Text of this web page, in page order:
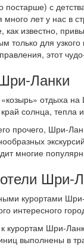
постарше) с
много лет у нас в
известно,
только для
этот
Ланки
отдыха
солнца, тепла
прочего, Шри-
многие
Шри-
курортами
интересного
курортам Шри-
выполнены в